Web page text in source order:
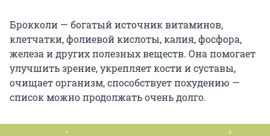
Брокколи — богатый источник витаминов,
клетчатки, фолиевой кислоты, калия, фосфора,
железа и других полезных веществ. Она помогает
улучшить зрение, укрепляет кости и суставы,
очищает организм, способствует похудению —
список можно продолжать очень долго.